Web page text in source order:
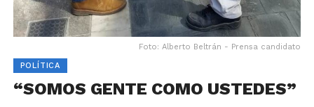
Foto: Alberto Beltrán - Prensa candidato
POLÍTICA
“SOMOS GENTE COMO USTEDES”